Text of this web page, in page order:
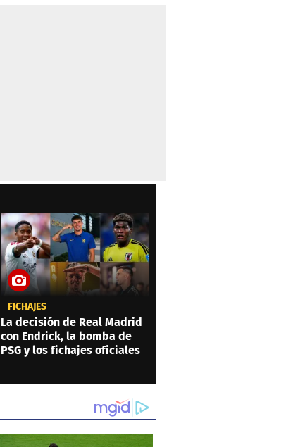
FICHAJES
La decisión de Real Madrid
con Endrick, la bomba de
PSG y los fichajes oficiales